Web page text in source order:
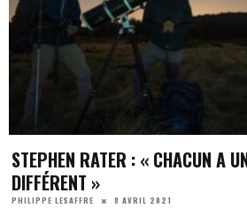
STEPHEN RATER : « CHACUN A
DIFFÉRENT »
PHILIPPE LESAFFRE 8 AVRIL 2021